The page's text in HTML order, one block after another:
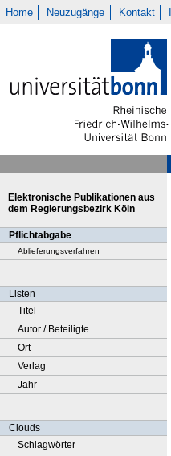
Home Neuzugänge Kontakt
Elektronische Publikationen aus
dem Regierungsbezirk Köln
Pflichtabgabe
Ablieferungsverfahren
Listen
Titel
Autor / Beteiligte
Ort
Verlag
Jahr
Clouds
Schlagwörter